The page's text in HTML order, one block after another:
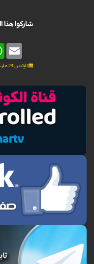
شاركوا هذا
Email
الإثنين 23 مارس 2020 - 17:49 بتوقيت غرينتش